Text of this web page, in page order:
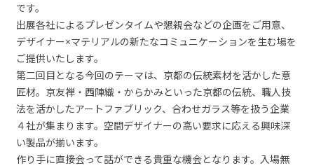
です。
出展各社によるプレゼンタイムや懇親会などの企画をご用意、
デザイナー×マテリアルの新たなコミュニケーションを生む場を
ご提供いたします。
第二回目となる今回のテーマは、京都の伝統素材を活かした意
匠材。京友禅・西陣織・からかみといった京都の伝統、職人技
法を活かしたアートファブリック、合わせガラス等を扱う企業
４社が集まります。空間デザイナーの高い要求に応える興味深
い製品が揃います。
作り手に直接会って話ができる貴重な機会となります。入場無